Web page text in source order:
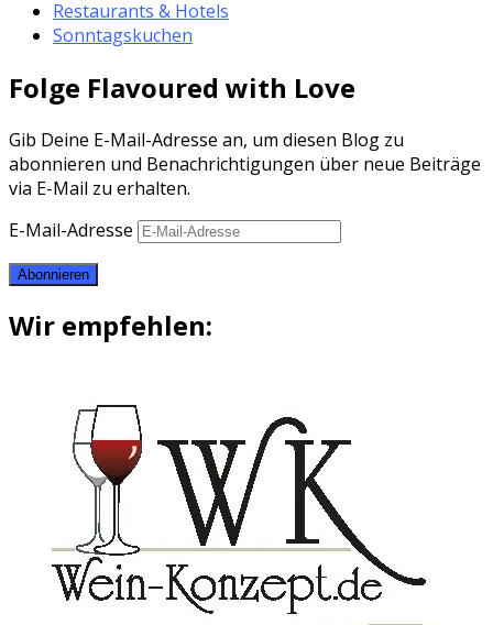
Restaurants & Hotels
Sonntagskuchen
Folge Flavoured with Love
Gib Deine E-Mail-Adresse an, um diesen Blog zu
abonnieren und Benachrichtigungen über neue Beiträge
via E-Mail zu erhalten.
E-Mail-Adresse
Abonnieren
Wir empfehlen: